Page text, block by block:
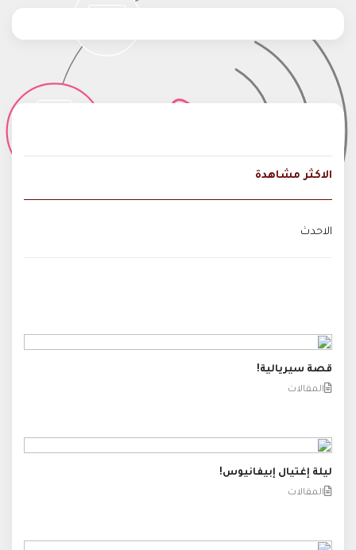
الاكثر مشاهدة
الاحدث
قصة سيريالية!
المقالات
ليلة إغتيال إبيفانيوس!
المقالات